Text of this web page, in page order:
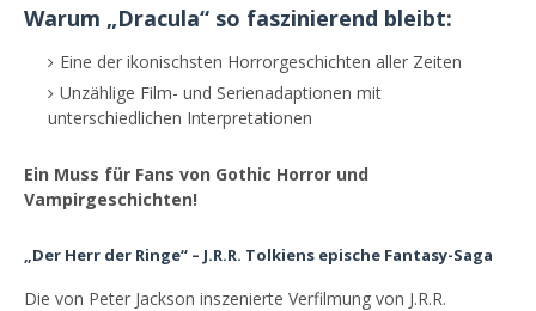
Warum „Dracula“ so faszinierend bleibt:
Eine der ikonischsten Horrorgeschichten aller Zeiten
Unzählige Film- und Serienadaptionen mit
unterschiedlichen Interpretationen
Ein Muss für Fans von Gothic Horror und
Vampirgeschichten!
„Der Herr der Ringe“ – J.R.R. Tolkiens epische Fantasy-Saga
Die von Peter Jackson inszenierte Verfilmung von J.R.R.